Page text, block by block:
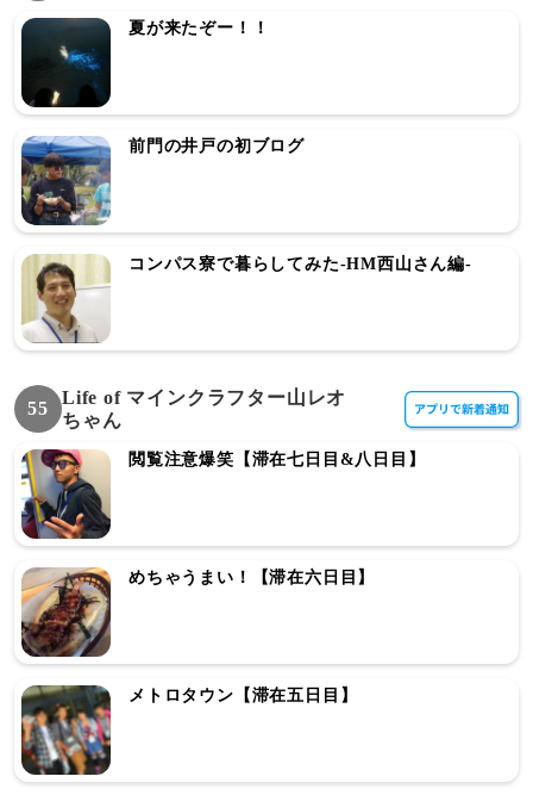
夏が来たぞー！！
前門の井戸の初ブログ
コンパス寮で暮らしてみた-HM西山さん編-
55
Life of マインクラフター山レオ
ちゃん
閲覧注意爆笑【滞在七日目&八日目】
めちゃうまい！【滞在六日目】
メトロタウン【滞在五日目】